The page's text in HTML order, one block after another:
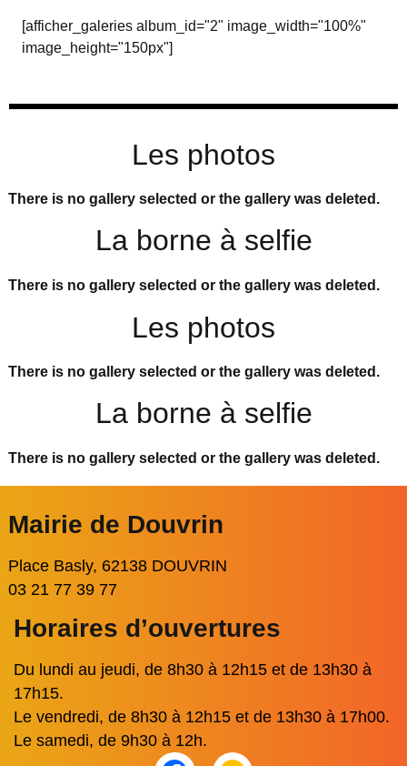
[afficher_galeries album_id="2" image_width="100%"
image_height="150px"]
Les photos
There is no gallery selected or the gallery was deleted.
La borne à selfie
There is no gallery selected or the gallery was deleted.
Les photos
There is no gallery selected or the gallery was deleted.
La borne à selfie
There is no gallery selected or the gallery was deleted.
Mairie de Douvrin
Place Basly, 62138 DOUVRIN
03 21 77 39 77
Horaires d’ouvertures
Du lundi au jeudi, de 8h30 à 12h15 et de 13h30 à
17h15.
Le vendredi, de 8h30 à 12h15 et de 13h30 à 17h00.
Le samedi, de 9h30 à 12h.